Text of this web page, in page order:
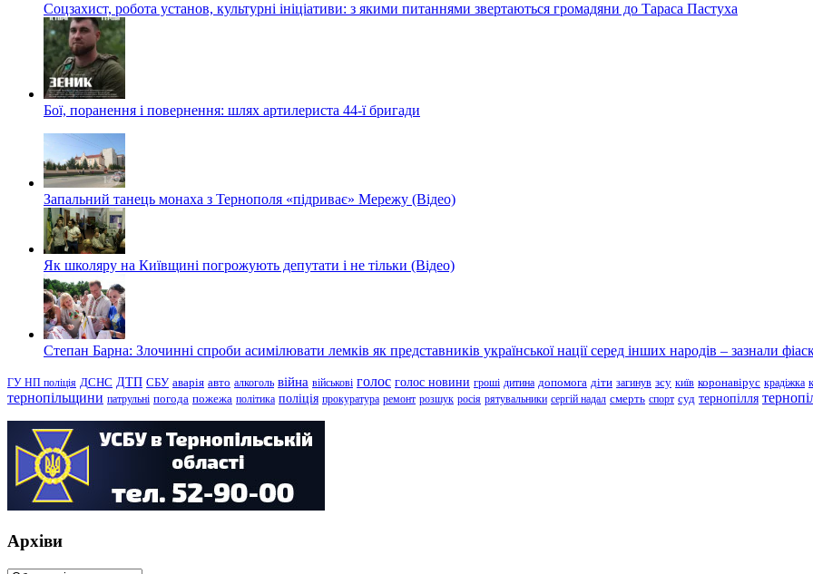
Соцзахист, робота установ, культурні ініціативи: з якими питаннями звертаються громадяни до Тараса Пастуха
Бої, поранення і повернення: шлях артилериста 44-ї бригади
Запальний танець монаха з Тернополя «підриває» Мережу (Відео)
Як школяру на Київщині погрожують депутати і не тільки (Відео)
Степан Барна: Злочинні спроби асимілювати лемків як представників української нації серед інших народів – зазнали
ГУ НП поліція ДСНС ДТП СБУ аварія авто алкоголь війна військові голос голос новини гроші дитина допомога діти загинув зсу київ коронавірус крадіжка
тернопільщини патрульні погода пожежа політика поліція прокуратура ремонт розшук росія рятувальники сергій надал смерть спорт суд тернопілля
Архіви